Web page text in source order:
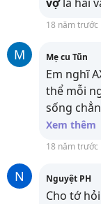
18 năm trước
M Mẹ cu Tũn
Em nghĩ
thể mỗi
sống
Xem thêm
18 năm trước
N Nguyệt PH
Cho tớ